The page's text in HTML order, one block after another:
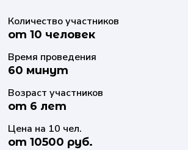
Количество участников
от 10 человек
Время проведения
60 минут
Возраст участников
от 6 лет
Цена на 10 чел.
от 10500 руб.